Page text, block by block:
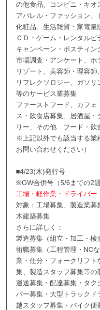
の他食品、コンビニ・キオ
アパレル・ファッション、
化粧品、生活雑貨・家電量
ＣＤ・ゲーム・レンタル
キャンペーン・ポスティン
市場調査・アンケート、ホ
リゾート、美容師・理容師
リフレクソロジー、ガソ
等のサービス業募集
ファーストフード、カフ
ス・飲食店募集、居酒屋
リー、その他 フード・飲
※上記以外でも該当する業
お問い合わせください）
■4/23(木)発行号
※GW合併号（5/6までの2週
工場・軽作業・ドライバー
対象：工場募集、製造業募
木建築募集
さらに詳しく：
製造募集（組立・加工・
術職募集（工程管理・NC
業・仕分・フォークリフト
集、製造スタッフ募集等の
運送募集・配達募集・タク
バー募集・大型トラックド
越スタッフ募集・バイク